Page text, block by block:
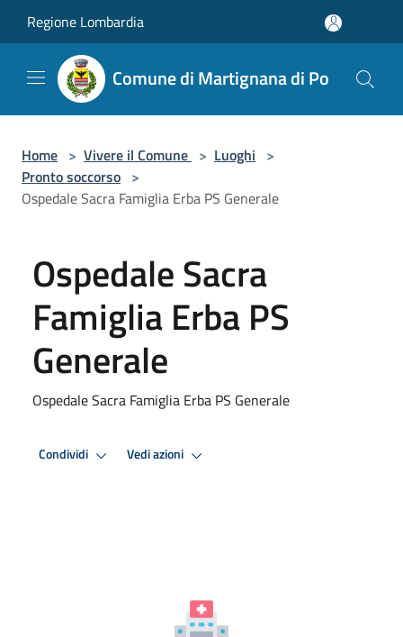
Regione Lombardia
Comune di Martignana di Po
Home > Vivere il Comune > Luoghi >
Pronto soccorso >
Ospedale Sacra Famiglia Erba PS Generale
Ospedale Sacra
Famiglia Erba PS
Generale
Ospedale Sacra Famiglia Erba PS Generale
Condividi Vedi azioni